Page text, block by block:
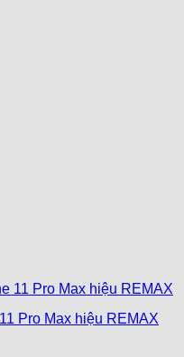
Pro Max hiệu REMAX